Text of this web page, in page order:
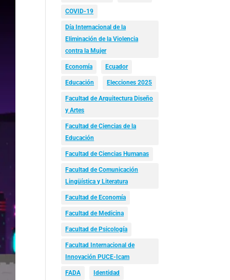
COVID-19
Día Internacional de la
Eliminación de la Violencia
contra la Mujer
Economía Ecuador
Educación Elecciones 2025
Facultad de Arquitectura Diseño
y Artes
Facultad de Ciencias de la
Educación
Facultad de Ciencias Humanas
Facultad de Comunicación
Lingüística y Literatura
Facultad de Economía
Facultad de Medicina
Facultad de Psicología
Facultad Internacional de
Innovación PUCE-Icam
FADA Identidad